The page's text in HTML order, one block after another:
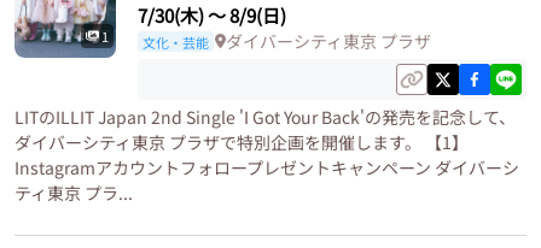
1
7/30(木)〜8/9(日)
文化・芸能 ダイバーシティ東京 プラザ
LITのILLIT Japan 2nd Single 'I Got Your Back'の発売を記念して、
ダイバーシティ東京 プラザで特別企画を開催します。 【1】
Instagramアカウントフォロープレゼントキャンペーン ダイバーシ
ティ東京 プラ...